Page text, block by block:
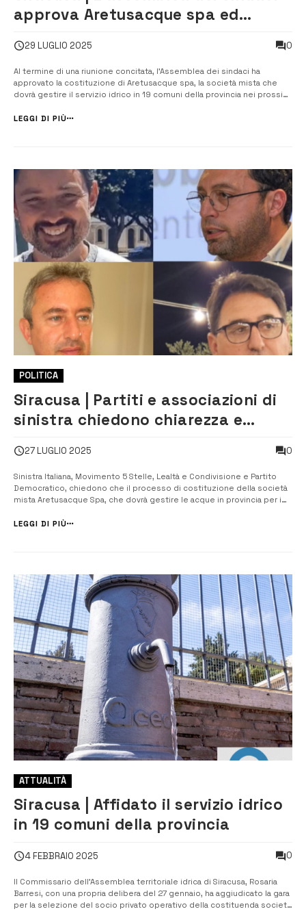
approva Aretusacque spa ed
29 LUGLIO 2025 0
Al termine di una riunione concitata, l’Assemblea dei sindaci ha
approvato la costituzione di Aretusacque spa, la società mista che
dovrà gestire il servizio idrico in 19 comuni della provincia nei prossimi
chiesto e ottenuto il riconoscimento della gestione del servizio in
LEGGI DI PIÙ
POLITICA
Siracusa | Partiti e associazioni di
sinistra chiedono chiarezza e
27 LUGLIO 2025 0
Sinistra Italiana, Movimento 5 Stelle, Lealtà e Condivisione e Partito
Democratico, chiedono che il processo di costituzione della società
mista Aretusacque Spa, che dovrà gestire le acque in provincia per i
individuato il socio privato che dovrà costituire con l’ATI la società
LEGGI DI PIÙ
ATTUALITÀ
Siracusa | Affidato il servizio idrico
in 19 comuni della provincia
4 FEBBRAIO 2025 0
Il Commissario dell’Assemblea territoriale idrica di Siracusa, Rosaria
Barresi, con una propria delibera del 27 gennaio, ha aggiudicato la gara
per la selezione del socio privato operativo della costituenda società